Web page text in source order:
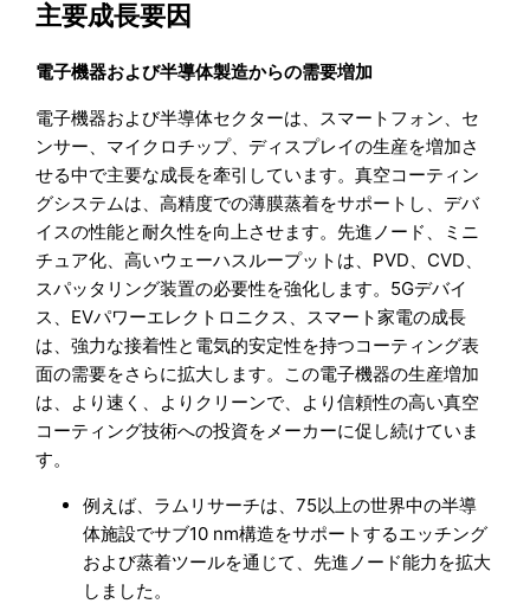
主要成長要因
電子機器および半導体製造からの需要増加
電子機器および半導体セクターは、スマートフォン、セ
ンサー、マイクロチップ、ディスプレイの生産を増加さ
せる中で主要な成長を牽引しています。真空コーティン
グシステムは、高精度での薄膜蒸着をサポートし、デバ
イスの性能と耐久性を向上させます。先進ノード、ミニ
チュア化、高いウェーハスループットは、PVD、CVD、
スパッタリング装置の必要性を強化します。5Gデバイ
ス、EVパワーエレクトロニクス、スマート家電の成長
は、強力な接着性と電気的安定性を持つコーティング表
面の需要をさらに拡大します。この電子機器の生産増加
は、より速く、よりクリーンで、より信頼性の高い真空
コーティング技術への投資をメーカーに促し続けていま
す。
例えば、ラムリサーチは、75以上の世界中の半導
体施設でサブ10 nm構造をサポートするエッチング
および蒸着ツールを通じて、先進ノード能力を拡大
しました。